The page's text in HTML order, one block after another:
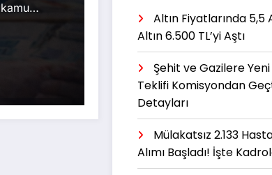
kamu…
Altın Fiyatlarında 5,5
Altın 6.500 TL’yi Aştı
Şehit ve Gazilere
Teklifi Komisyondan
Detayları
Mülakatsız 2.133
Alımı Başladı! İşte